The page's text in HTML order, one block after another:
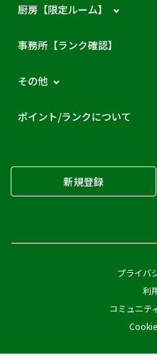
厨房【限定ルーム】
事務所【ランク確認】
その他
ポイント/ランクについて
新規登録
プライバ
利
コミュニテ